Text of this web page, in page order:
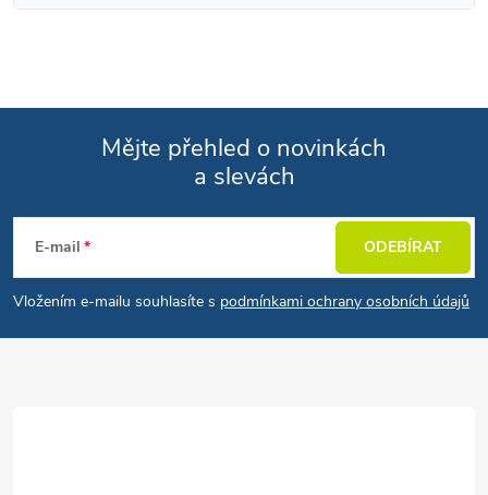
Mějte přehled o novinkách
a slevách
E-mail
Vložením e-mailu souhlasíte s podmínkami ochrany osobních údajů
ODEBÍRAT